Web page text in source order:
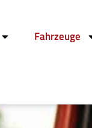
Fahrzeuge